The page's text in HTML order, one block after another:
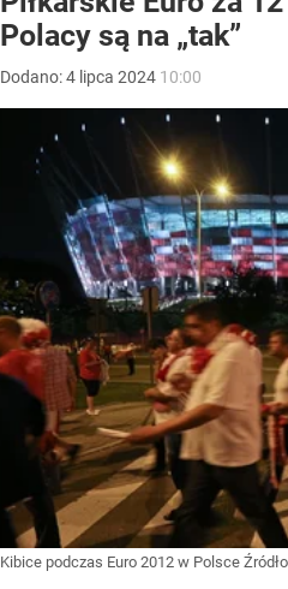
Polacy są na „tak”
Dodano:4 lipca 2024 10:00
Kibice podczas Euro 2012 w Polsce